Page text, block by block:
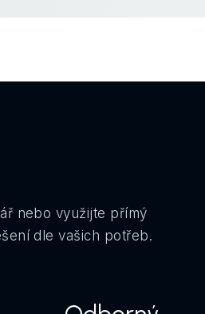
nebo využijte přímý
dle vašich potřeb.